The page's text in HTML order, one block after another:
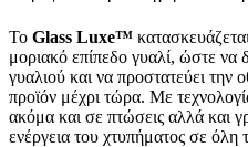
Το Glass Luxe™
μοριακό επίπεδο γυαλί, ώστε να
γυαλιού και να προστατεύει
προϊόν μέχρι τώρα. Με
ακόμα και σε πτώσεις αλλά και
ενέργεια του χτυπήματος σε όλη